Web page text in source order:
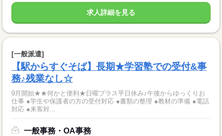
求人詳細を見る
[一般派遣]
【駅からすぐそば】長期★学習塾での受付&事
務♪残業なし☆
9月開始★★何かと便利★日曜プラス平日休み♪午後からゆっくりお
仕事 ●学生や保護者の方の受付対応 ●書類の整理 ●教材の準備 ●電話
対応 ●来客対...
一般事務・OA事務